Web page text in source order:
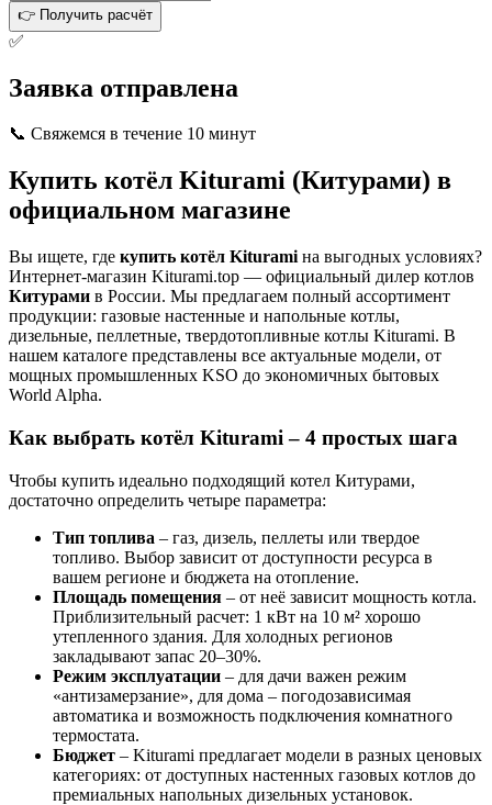
👉 Получить расчёт
✅
Заявка отправлена
📞 Свяжемся в течение 10 минут
Купить котёл Kiturami (Китурами) в
официальном магазине
Вы ищете, где купить котёл Kiturami на выгодных условиях?
Интернет-магазин Kiturami.top — официальный дилер котлов
Китурами в России. Мы предлагаем полный ассортимент
продукции: газовые настенные и напольные котлы,
дизельные, пеллетные, твердотопливные котлы Kiturami. В
нашем каталоге представлены все актуальные модели, от
мощных промышленных KSO до экономичных бытовых
World Alpha.
Как выбрать котёл Kiturami – 4 простых шага
Чтобы купить идеально подходящий котел Китурами,
достаточно определить четыре параметра:
Тип топлива – газ, дизель, пеллеты или твердое
топливо. Выбор зависит от доступности ресурса в
вашем регионе и бюджета на отопление.
Площадь помещения – от неё зависит мощность котла.
Приблизительный расчет: 1 кВт на 10 м² хорошо
утепленного здания. Для холодных регионов
закладывают запас 20–30%.
Режим эксплуатации – для дачи важен режим
«антизамерзание», для дома – погодозависимая
автоматика и возможность подключения комнатного
термостата.
Бюджет – Kiturami предлагает модели в разных ценовых
категориях: от доступных настенных газовых котлов до
премиальных напольных дизельных установок.